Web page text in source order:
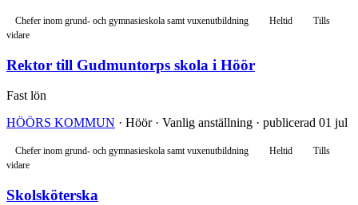
Chefer inom grund- och gymnasieskola samt vuxenutbildning Heltid
Tills
vidare
Rektor till Gudmuntorps skola i Höör
Fast lön
HÖÖRS KOMMUN · Höör · Vanlig anställning · publicerad 01 jul
Chefer inom grund- och gymnasieskola samt vuxenutbildning Heltid
Tills
vidare
Skolsköterska